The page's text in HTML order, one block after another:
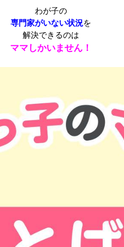
わが子の
専門家がいない状況を
解決できるのは
ママしかいません！